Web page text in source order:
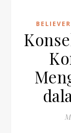
BELIEVER